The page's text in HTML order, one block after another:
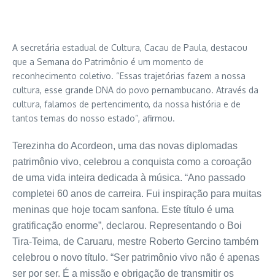
A secretária estadual de Cultura, Cacau de Paula, destacou
que a Semana do Patrimônio é um momento de
reconhecimento coletivo. “Essas trajetórias fazem a nossa
cultura, esse grande DNA do povo pernambucano. Através da
cultura, falamos de pertencimento, da nossa história e de
tantos temas do nosso estado”, afirmou.
Terezinha do Acordeon, uma das novas diplomadas
patrimônio vivo, celebrou a conquista como a coroação
de uma vida inteira dedicada à música. “Ano passado
completei 60 anos de carreira. Fui inspiração para muitas
meninas que hoje tocam sanfona. Este título é uma
gratificação enorme”, declarou. Representando o Boi
Tira-Teima, de Caruaru, mestre Roberto Gercino também
celebrou o novo título. “Ser patrimônio vivo não é apenas
ser por ser. É a missão e obrigação de transmitir os